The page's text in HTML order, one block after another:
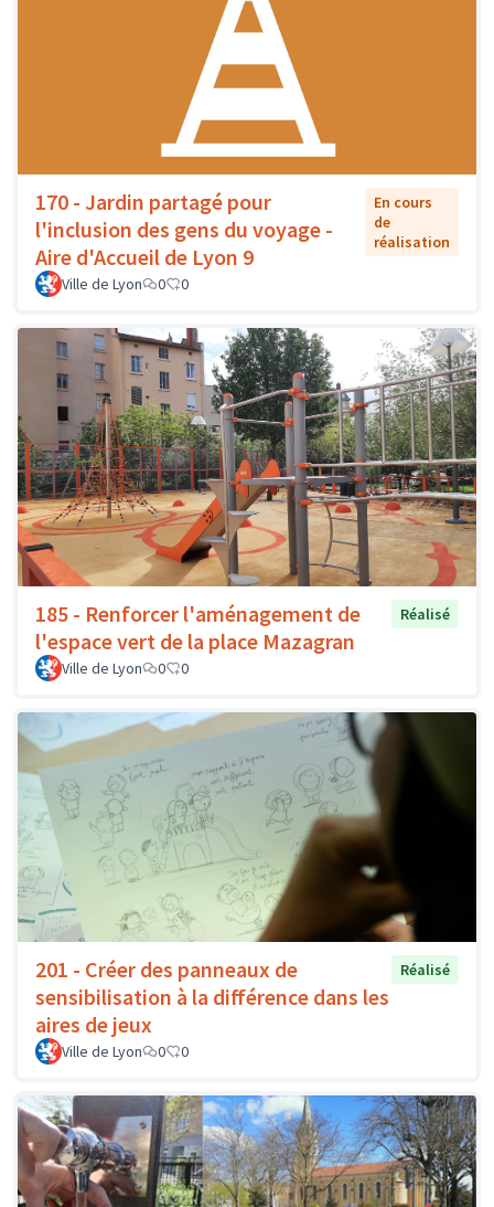
170 - Jardin partagé pour
l'inclusion des gens du voyage -
Aire d'Accueil de Lyon 9
En cours
de
réalisation
Ville de Lyon 0 0
185 - Renforcer l'aménagement de
l'espace vert de la place Mazagran
Réalisé
Ville de Lyon 0 0
201 - Créer des panneaux de
sensibilisation à la différence dans les
aires de jeux
Réalisé
Ville de Lyon 0 0